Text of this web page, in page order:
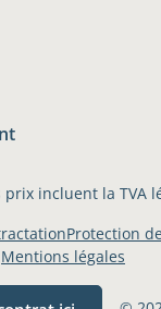
prix incluent la TVA
Protection
Mentions légales